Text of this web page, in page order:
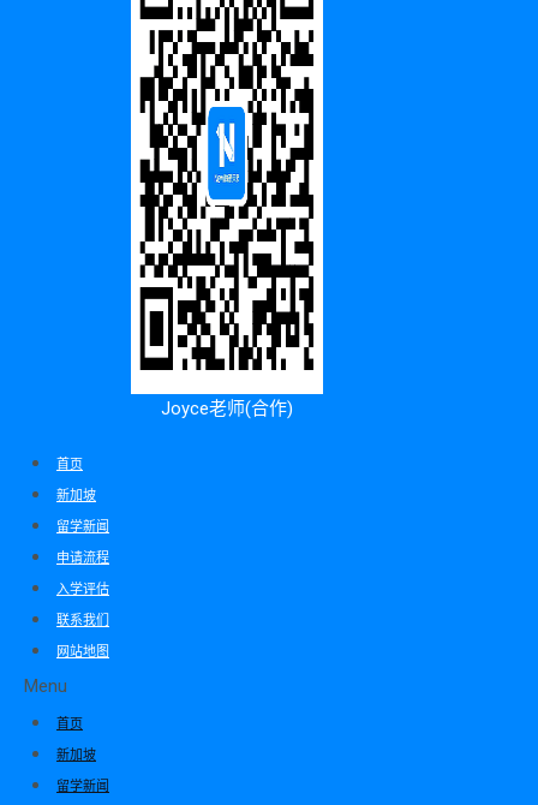
Joyce老师(合作)
首页
新加坡
留学新闻
申请流程
入学评估
联系我们
网站地图
Menu
首页
新加坡
留学新闻